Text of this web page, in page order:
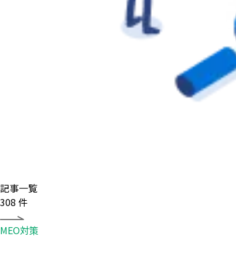
記事一覧
308 件
MEO対策